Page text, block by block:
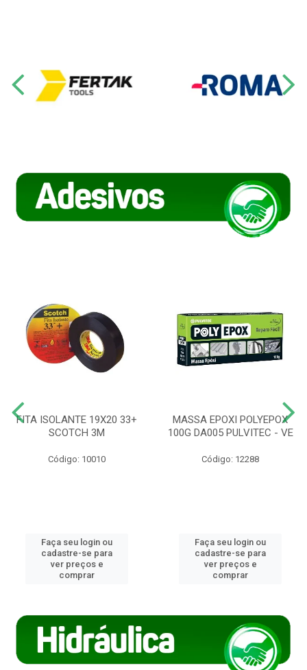
FITA ISOLANTE 19X20 33+
SCOTCH 3M
Código: 10010
Faça seu login ou
cadastre-se para
ver preços e
comprar
MASSA EPOXI POLYEPOX
100G DA005 PULVITEC - VE
Código: 12288
Faça seu login ou
cadastre-se para
ver preços e
comprar